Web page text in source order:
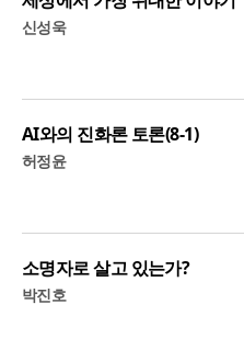
신성욱
AI와의 진화론 토론(8-1)
허정윤
소명자로 살고 있는가?
박진호